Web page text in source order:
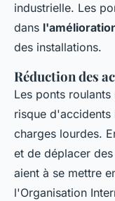
industrielle. Les
dans
des installations.
Réduction des
Les ponts
risque d'accidents
charges lourdes.
et de déplacer
aient à se mettre
l'Organisation